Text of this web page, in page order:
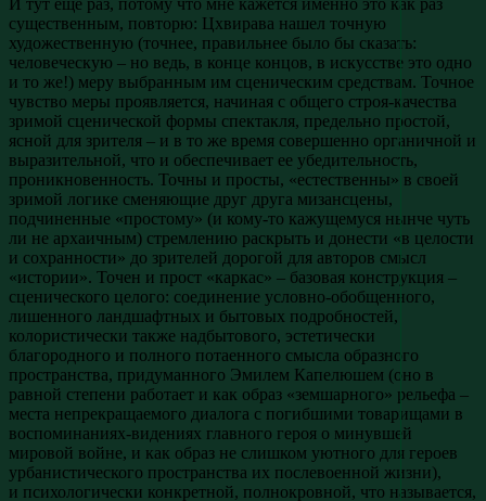
существенным, повторю: Цхвирава нашел точную
художественную (точнее, правильнее было бы сказать:
человеческую – но ведь, в конце концов, в искусстве это одно
и то же!) меру выбранным им сценическим средствам. Точное
чувство меры проявляется, начиная с общего строя-качества
зримой сценической формы спектакля, предельно простой,
ясной для зрителя – и в то же время совершенно органичной и
выразительной, что и обеспечивает ее убедительность,
проникновенность. Точны и просты, «естественны» в своей
зримой логике сменяющие друг друга мизансцены,
подчиненные «простому» (и кому-то кажущемуся нынче чуть
ли не архаичным) стремлению раскрыть и донести «в целости
и сохранности» до зрителей дорогой для авторов смысл
«истории». Точен и прост «каркас» – базовая конструкция –
сценического целого: соединение условно-обобщенного,
лишенного ландшафтных и бытовых подробностей,
колористически также надбытового, эстетически
благородного и полного потаенного смысла образного
пространства, придуманного Эмилем Капелюшем (оно в
равной степени работает и как образ «земшарного» рельефа –
места непрекращаемого диалога с погибшими товарищами в
воспоминаниях-видениях главного героя о минувшей
мировой войне, и как образ не слишком уютного для героев
урбанистического пространства их послевоенной жизни),
и психологически конкретной, полнокровной, что называется,